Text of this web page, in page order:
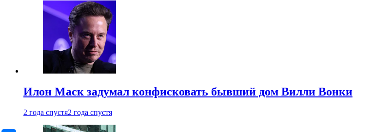
Илон Маск задумал конфисковать бывший дом Вилли Вонки
2 года спустя2 года спустя